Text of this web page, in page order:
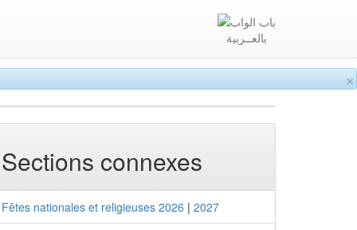
×
بالعــربية
Sections connexes
Fêtes nationales et religieuses 2026 | 2027